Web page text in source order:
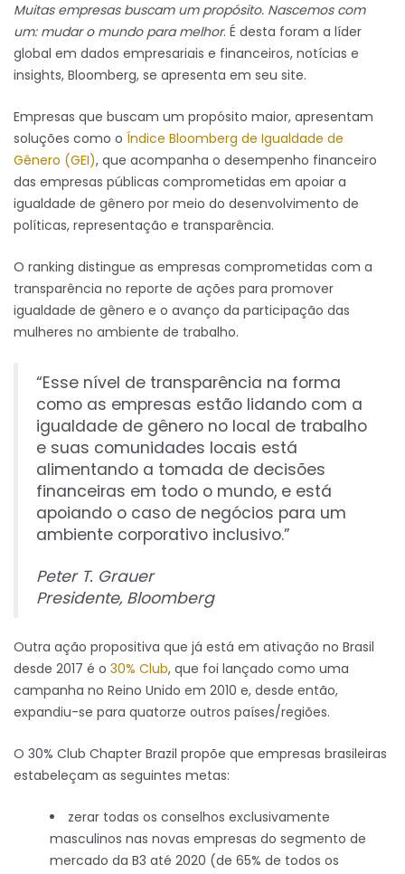
Muitas empresas buscam um propósito. Nascemos com
um: mudar o mundo para melhor. É desta foram a líder
global em dados empresariais e financeiros, notícias e
insights, Bloomberg, se apresenta em seu site.
Empresas que buscam um propósito maior, apresentam
soluções como o Índice Bloomberg de Igualdade de
Gênero (GEI), que acompanha o desempenho financeiro
das empresas públicas comprometidas em apoiar a
igualdade de gênero por meio do desenvolvimento de
políticas, representação e transparência.
O ranking distingue as empresas comprometidas com a
transparência no reporte de ações para promover
igualdade de gênero e o avanço da participação das
mulheres no ambiente de trabalho.
“Esse nível de transparência na forma
como as empresas estão lidando com a
igualdade de gênero no local de trabalho
e suas comunidades locais está
alimentando a tomada de decisões
financeiras em todo o mundo, e está
apoiando o caso de negócios para um
ambiente corporativo inclusivo.”
Peter T. Grauer
Presidente, Bloomberg
Outra ação propositiva que já está em ativação no Brasil
desde 2017 é o 30% Club, que foi lançado como uma
campanha no Reino Unido em 2010 e, desde então,
expandiu-se para quatorze outros países/regiões.
O 30% Club Chapter Brazil propõe que empresas brasileiras
estabeleçam as seguintes metas:
zerar todas os conselhos exclusivamente
masculinos nas novas empresas do segmento de
mercado da B3 até 2020 (de 65% de todos os